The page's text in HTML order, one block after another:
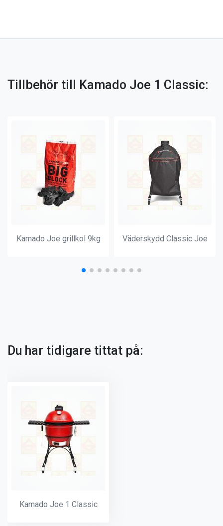
Tillbehör till Kamado Joe 1 Classic:
Kamado Joe grillkol 9kg Väderskydd Classic Joe
Du har tidigare tittat på:
Kamado Joe 1 Classic